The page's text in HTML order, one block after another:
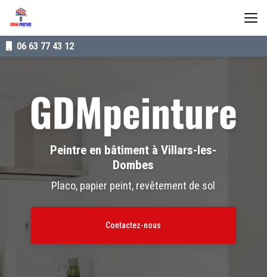
contenu
principal
06 63 77 43 12
Peintre en bâtiment à Villars-les-
Dombes
Placo, papier peint, revêtement de sol
Contactez-nous